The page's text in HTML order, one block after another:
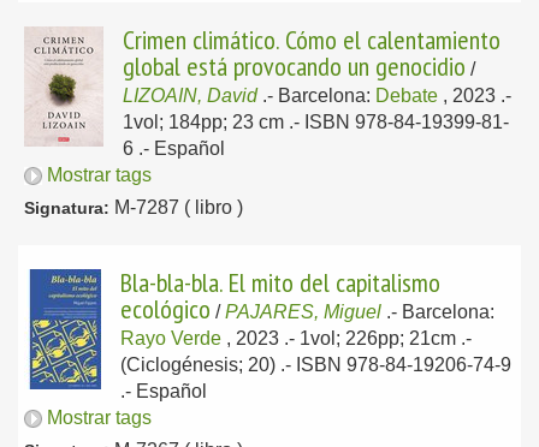
Crimen climático. Cómo el calentamiento
global está provocando un genocidio /
LIZOAIN, David .- Barcelona: Debate , 2023 .-
1vol; 184pp; 23 cm .- ISBN 978-84-19399-81-
6 .- Español
Mostrar tags
Signatura: M-7287 ( libro )
Bla-bla-bla. El mito del capitalismo
ecológico /PAJARES, Miguel .- Barcelona:
Rayo Verde , 2023 .- 1vol; 226pp; 21cm .-
(Ciclogénesis; 20) .- ISBN 978-84-19206-74-9
.- Español
Mostrar tags